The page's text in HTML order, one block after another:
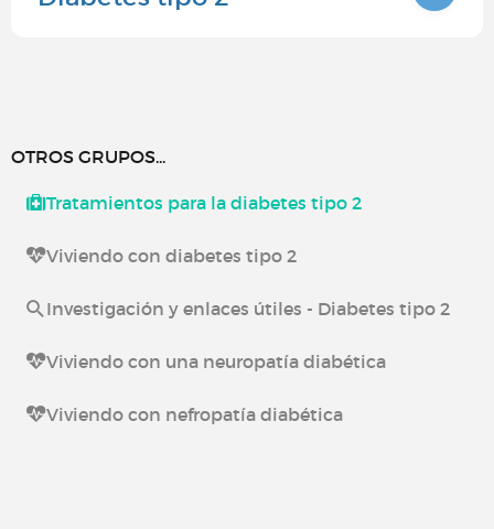
OTROS GRUPOS...
Tratamientos para la diabetes tipo 2
Viviendo con diabetes tipo 2
Investigación y enlaces útiles - Diabetes tipo 2
Viviendo con una neuropatía diabética
Viviendo con nefropatía diabética